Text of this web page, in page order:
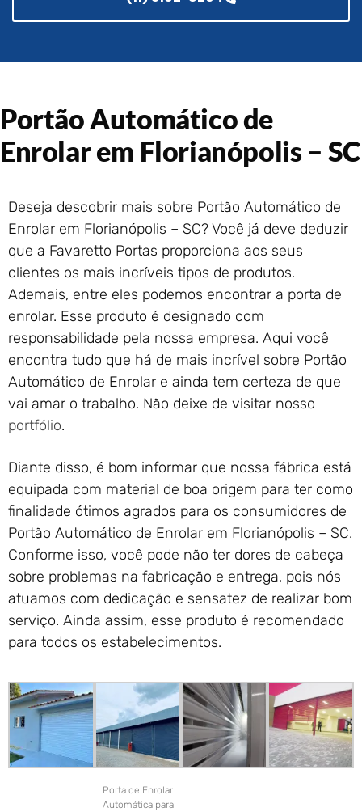
Portão de Garagem de
Enrolar em Petrópolis – RJ
Portão de Garagem de
Enrolar em Paraty – RJ
Enrolar em Nova Iguaçu – RJ
Portão de Garagem de
Enrolar em Nova Friburgo –
RJ
Portão Automático de
Enrolar em Florianópolis – SC
Deseja descobrir mais sobre Portão Automático de
Enrolar em Florianópolis – SC? Você já deve deduzir
que a Favaretto Portas proporciona aos seus
clientes os mais incríveis tipos de produtos.
Ademais, entre eles podemos encontrar a porta de
enrolar. Esse produto é designado com
responsabilidade pela nossa empresa. Aqui você
encontra tudo que há de mais incrível sobre Portão
Automático de Enrolar e ainda tem certeza de que
vai amar o trabalho. Não deixe de visitar nosso
portfólio.
Diante disso, é bom informar que nossa fábrica está
equipada com material de boa origem para ter como
finalidade ótimos agrados para os consumidores de
Portão Automático de Enrolar em Florianópolis – SC.
Conforme isso, você pode não ter dores de cabeça
sobre problemas na fabricação e entrega, pois nós
atuamos com dedicação e sensatez de realizar bom
serviço. Ainda assim, esse produto é recomendado
para todos os estabelecimentos.
Porta de Enrolar
Automática para